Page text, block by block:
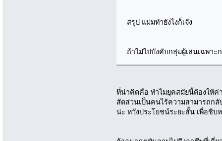
สรุป แม่มทำยังไงก็เจ๊ง
ถ้าไม่ไปบังคับกลุ่มผู้เล่นเฉพาะ
ที่น่าคิดคือ ทำไมยุคสมัยนี้ต้องให้ค่
สัดส่วนเป็นคนไร้ความสามารถก
น่ะ หวังประโยชน์ระยะสั้น เพื่อชิบ